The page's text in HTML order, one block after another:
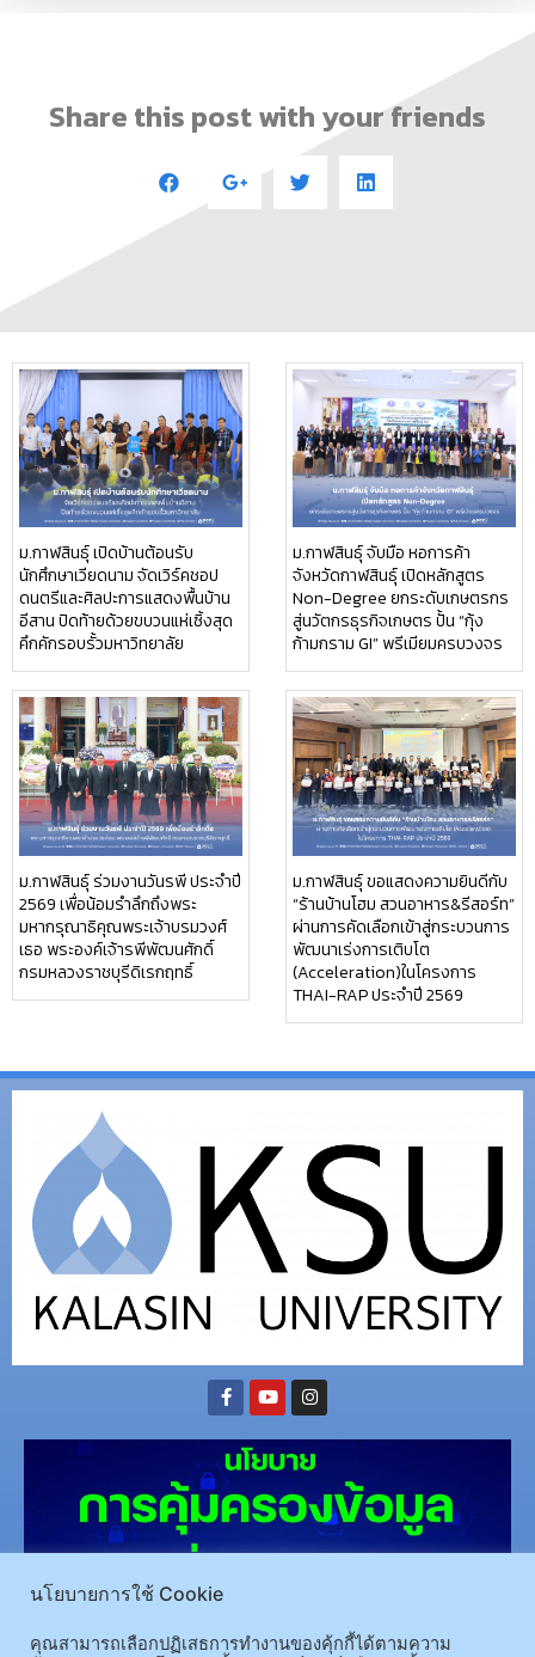
Share this post with your friends
ม.กาฬสินธุ์ เปิดบ้านต้อนรับ
นักศึกษาเวียดนาม จัดเวิร์คชอป
ดนตรีและศิลปะการแสดงพื้นบ้าน
อีสาน ปิดท้ายด้วยขบวนแห่เซิ้งสุด
คึกคักรอบรั้วมหาวิทยาลัย
ม.กาฬสินธุ์ จับมือ หอการค้า
จังหวัดกาฬสินธุ์ เปิดหลักสูตร
Non-Degree ยกระดับเกษตรกร
สู่นวัตกรธุรกิจเกษตร ปั้น “กุ้ง
ก้ามกราม GI” พรีเมียมครบวงจร
ม.กาฬสินธุ์ ร่วมงานวันรพี ประจำปี
2569 เพื่อน้อมรำลึกถึงพระ
มหากรุณาธิคุณพระเจ้าบรมวงศ์
เธอ พระองค์เจ้ารพีพัฒนศักดิ์
กรมหลวงราชบุรีดิเรกฤทธิ์
ม.กาฬสินธุ์ ขอแสดงความยินดีกับ
“ร้านบ้านโฮม สวนอาหาร&รีสอร์ท”
ผ่านการคัดเลือกเข้าสู่กระบวนการ
พัฒนาเร่งการเติบโต
(Acceleration)ในโครงการ
THAI-RAP ประจำปี 2569
นโยบายการใช้ Cookie
คุณสามารถเลือกปฏิเสธการทำงานของคุ้กกี้ได้ตามความ